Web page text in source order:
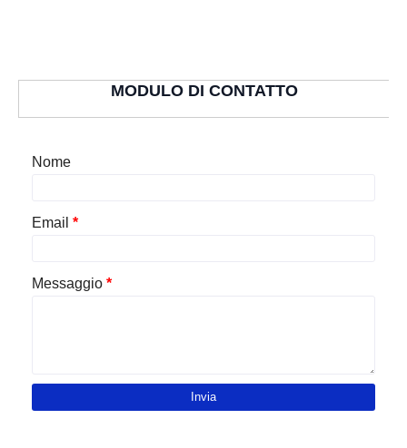
MODULO DI CONTATTO
Nome
Email *
Messaggio *